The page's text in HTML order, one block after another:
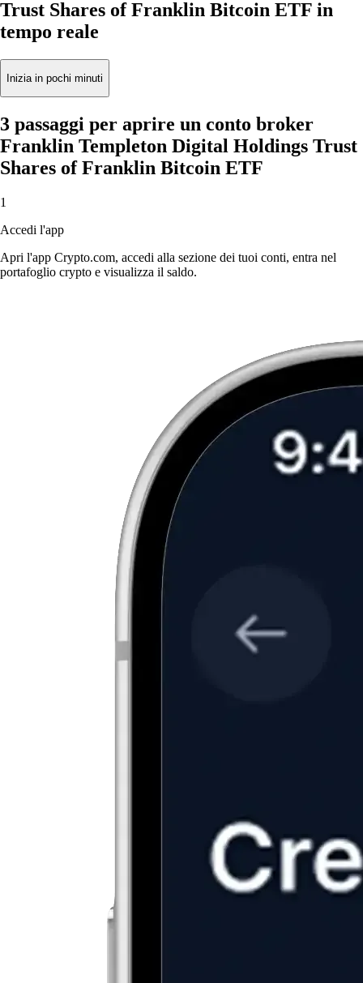
Trust Shares of Franklin Bitcoin ETF in
tempo reale
Inizia in pochi minuti
3 passaggi per aprire un conto broker
Franklin Templeton Digital Holdings Trust
Shares of Franklin Bitcoin ETF
1
Accedi l'app
Apri l'app Crypto.com, accedi alla sezione dei tuoi conti, entra nel
portafoglio crypto e visualizza il saldo.